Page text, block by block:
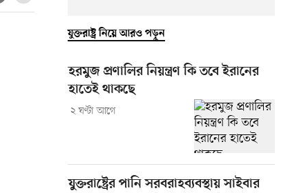
যুক্তরাষ্ট্র নিয়ে আরও পড়ুন
হরমুজ প্রণালির নিয়ন্ত্রণ কি তবে ইরানের
হাতেই থাকছে
২ ঘণ্টা আগে
যুক্তরাষ্ট্রের পানি সরবরাহব্যবস্থায় সাইবার